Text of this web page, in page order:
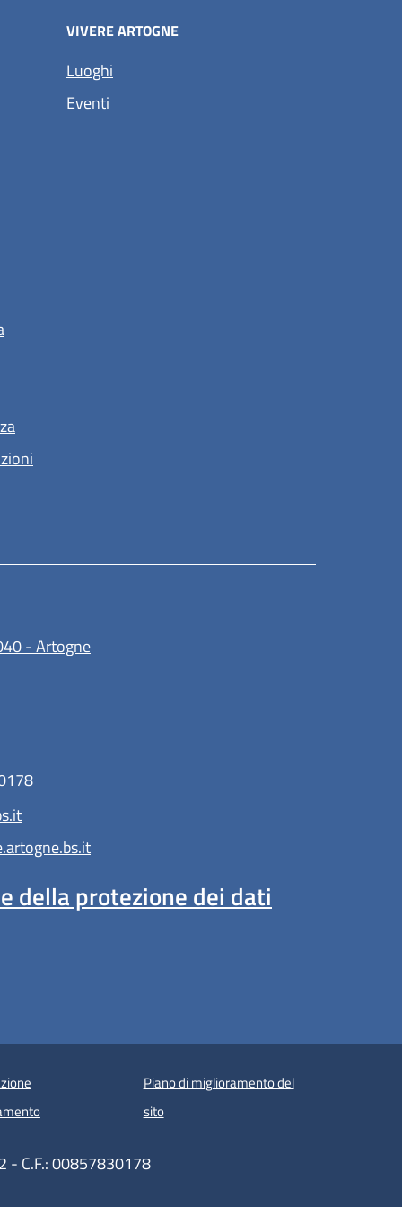
VIVERE ARTOGNE
Luoghi
Eventi
- Artogne(apre in un'altra scheda).
della protezione dei dati
Piano di miglioramento del
sito
- C.F.: 00857830178